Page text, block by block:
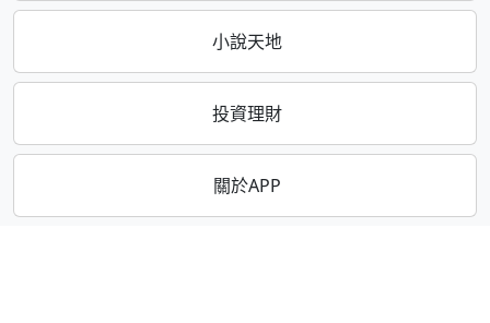
小說天地
投資理財
關於APP